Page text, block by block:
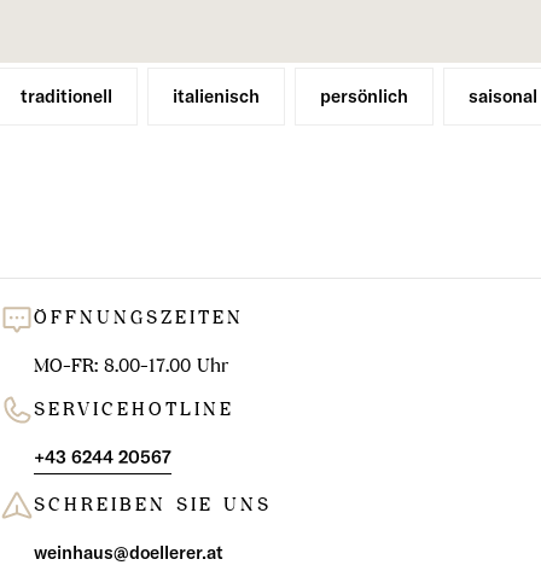
u
traditionell italienisch persönlich saisonal
ÖFFNUNGSZEITEN
MO-FR: 8.00-17.00 Uhr
SERVICEHOTLINE
+43 6244 20567
SCHREIBEN SIE UNS
weinhaus@doellerer.at